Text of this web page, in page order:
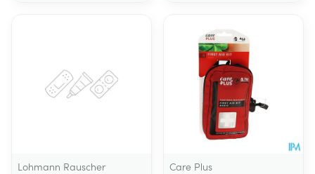
Lohmann Rauscher
Care Plus